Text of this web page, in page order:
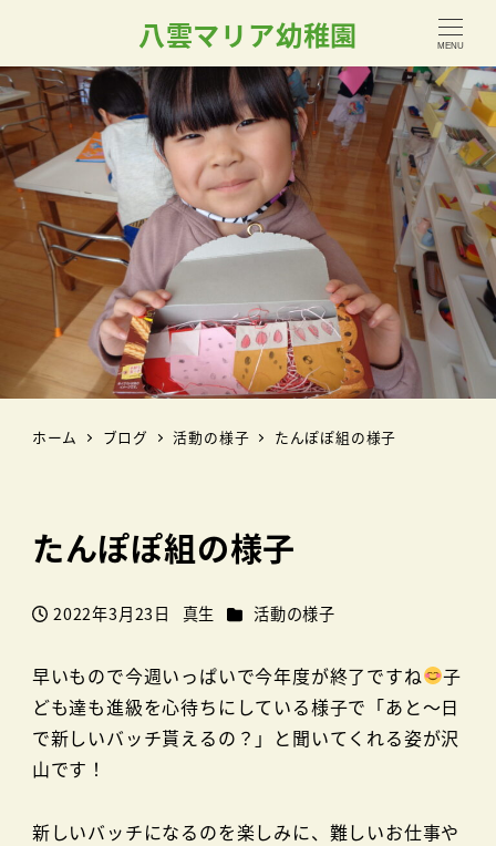
八雲マリア幼稚園 MENU
ホーム ブログ 活動の様子 たんぽぽ組の様子
たんぽぽ組の様子
投稿日
2022年3月23日
著
真生 カテゴリー
活動の様子
早いもので今週いっぱいで今年度が終了ですね
子
ども達も進級を心待ちにしている様子で「あと～日
で新しいバッチ貰えるの？」と聞いてくれる姿が沢
山です！
新しいバッチになるのを楽しみに、難しいお仕事や